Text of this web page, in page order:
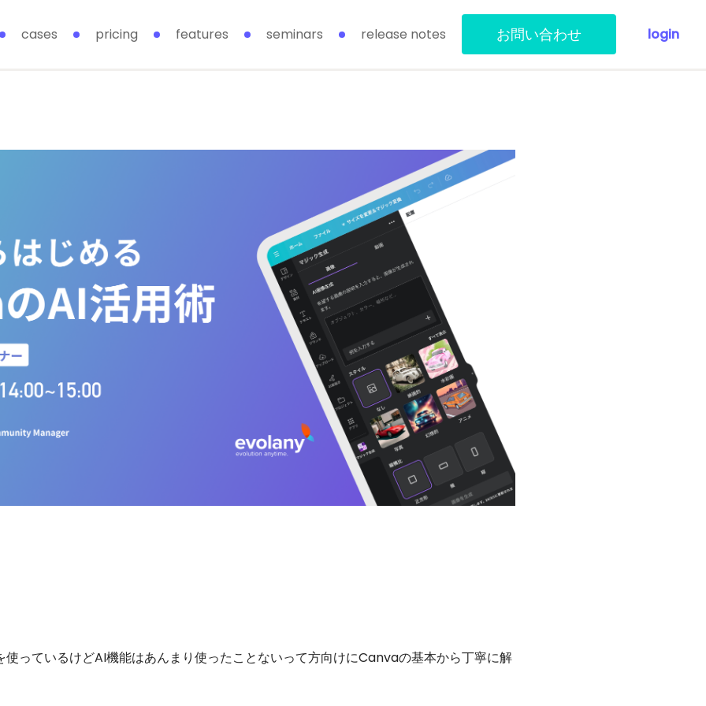
cases pricing features seminars release notes お問い合わせ login
っているけどAI機能はあんまり使ったことないって方向けにCanvaの基本から丁寧に解